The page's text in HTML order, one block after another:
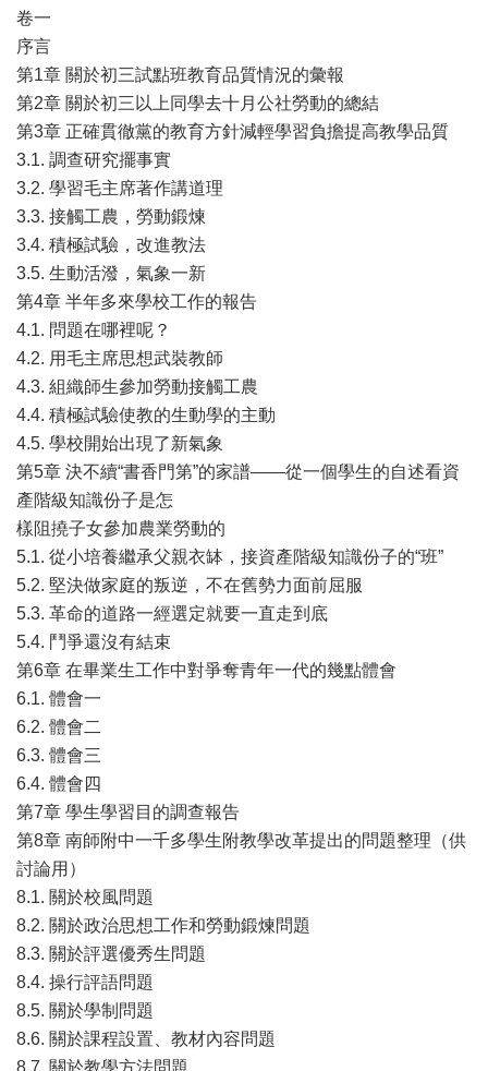
卷一
序言
第1章 關於初三試點班教育品質情況的彙報
第2章 關於初三以上同學去十月公社勞動的總結
第3章 正確貫徹黨的教育方針減輕學習負擔提高教學品質
3.1. 調查研究擺事實
3.2. 學習毛主席著作講道理
3.3. 接觸工農，勞動鍛煉
3.4. 積極試驗，改進教法
3.5. 生動活潑，氣象一新
第4章 半年多來學校工作的報告
4.1. 問題在哪裡呢？
4.2. 用毛主席思想武裝教師
4.3. 組織師生參加勞動接觸工農
4.4. 積極試驗使教的生動學的主動
4.5. 學校開始出現了新氣象
第5章 決不續“書香門第”的家譜——從一個學生的自述看資
產階級知識份子是怎
樣阻撓子女參加農業勞動的
5.1. 從小培養繼承父親衣缽，接資產階級知識份子的“班”
5.2. 堅決做家庭的叛逆，不在舊勢力面前屈服
5.3. 革命的道路一經選定就要一直走到底
5.4. 鬥爭還沒有結束
第6章 在畢業生工作中對爭奪青年一代的幾點體會
6.1. 體會一
6.2. 體會二
6.3. 體會三
6.4. 體會四
第7章 學生學習目的調查報告
第8章 南師附中一千多學生附教學改革提出的問題整理（供
討論用）
8.1. 關於校風問題
8.2. 關於政治思想工作和勞動鍛煉問題
8.3. 關於評選優秀生問題
8.4. 操行評語問題
8.5. 關於學制問題
8.6. 關於課程設置、教材內容問題
8.7. 關於教學方法問題